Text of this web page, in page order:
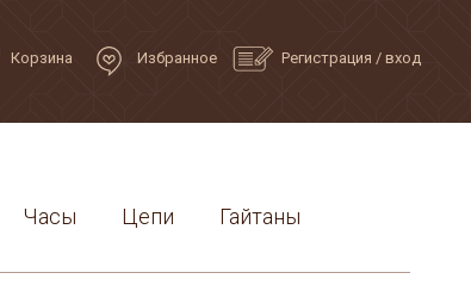
Корзина Избранное Регистрация / вход
Часы Цепи Гайтаны